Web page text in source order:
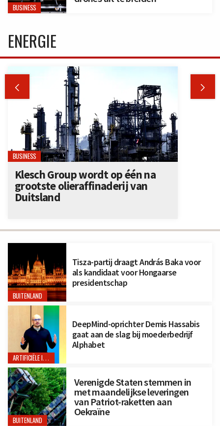
BUSINESS
BUITENLAND
Tisza-partij draagt András Baka voor
als kandidaat voor Hongaarse
presidentschap
ARTIFICIËLE INTELLIGENTIE
DeepMind-oprichter Demis Hassabis
gaat aan de slag bij moederbedrijf
Alphabet
BUITENLAND
Verenigde Staten stemmen in
met maandelijkse leveringen
van Patriot-raketten aan
Oekraïne
ENERGIE
 
BUSINESS
Klesch Group wordt op één na
grootste olieraffinaderij van
Duitsland